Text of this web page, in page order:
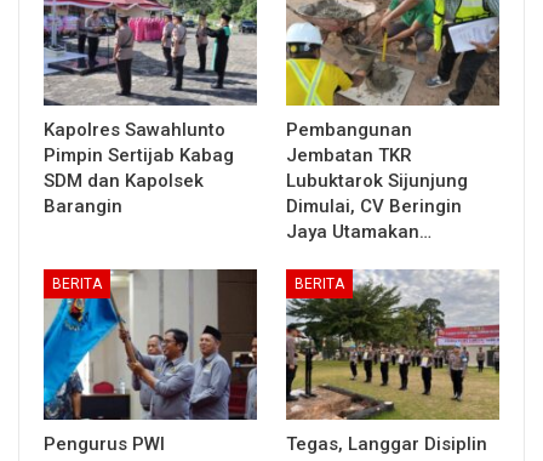
Kapolres Sawahlunto
Pimpin Sertijab Kabag
SDM dan Kapolsek
Barangin
Pembangunan
Jembatan TKR
Lubuktarok Sijunjung
Dimulai, CV Beringin
Jaya Utamakan…
BERITA
Pengurus PWI
BERITA
Tegas, Langgar Disiplin